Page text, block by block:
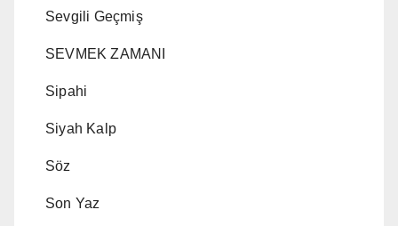
Sevgili Geçmiş
SEVMEK ZAMANI
Sipahi
Siyah Kalp
Söz
Son Yaz